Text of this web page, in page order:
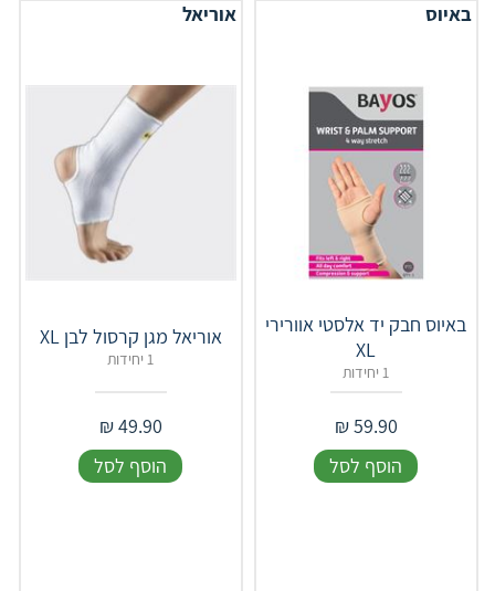
באיוס
באיוס חבק יד אלסטי אוורירי
XL
1 יחידות
59.90
₪
הוסף לסל
אוריאל
אוריאל מגן קרסול לבן XL
1 יחידות
49.90
₪
הוסף לסל